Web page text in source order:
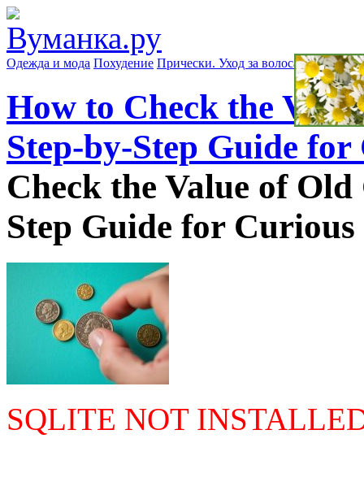
Одежда и мода Похудение Прически. Уход за волосами Маски
How to Check the
Step-by-Step Guide
Check the Value of
Step Guide for
SQLITE NOT